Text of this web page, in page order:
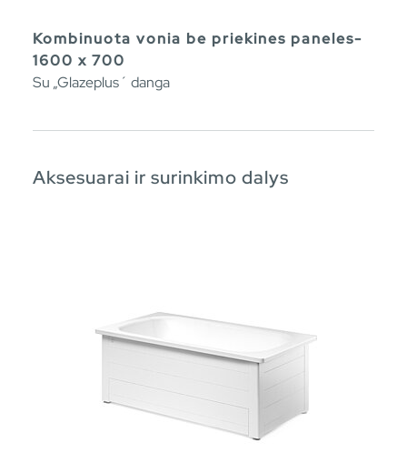
Kombinuota vonia be priekines paneles-
1600 x 700
Su „Glazeplus´ danga
Aksesuarai ir surinkimo dalys